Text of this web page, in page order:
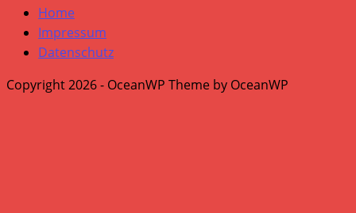
Home
Impressum
Datenschutz
Copyright 2026 - OceanWP Theme by OceanWP